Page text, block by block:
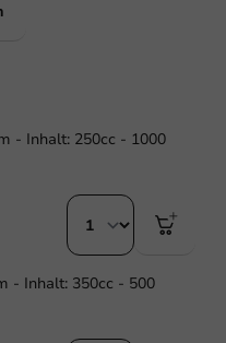
- Inhalt: 250cc - 1000
- Inhalt: 350cc - 500